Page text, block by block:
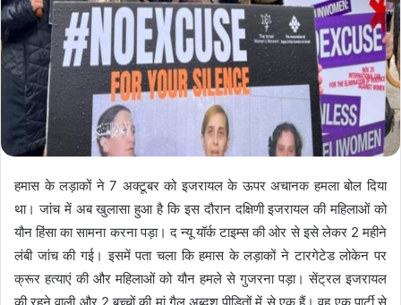
हमास के लड़ाकों ने 7 अक्टूबर को इजरायल के ऊपर अचानक हमला बोल दिया
था। जांच में अब खुलासा हुआ है कि इस दौरान दक्षिणी इजरायल की महिलाओं को
यौन हिंसा का सामना करना पड़ा। द न्यू यॉर्क टाइम्स की ओर से इसे लेकर 2 महीने
लंबी जांच की गई। इसमें पता चला कि हमास के लड़ाकों ने टारगेटेड लोकेन पर
क्रूर हत्याएं की और महिलाओं को यौन हमले से गुजरना पड़ा। सेंट्रल इजरायल
की रहने वाली और 2 बच्चों की मां गैल अब्दुश पीड़ितों में से एक हैं। वह एक पार्टी से